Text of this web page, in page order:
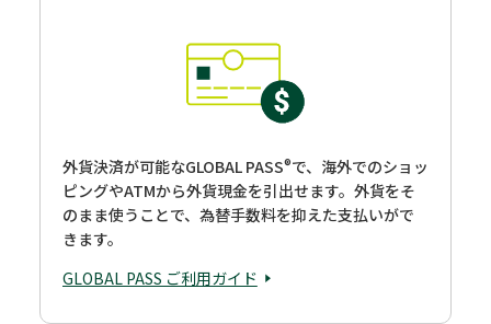
外貨決済が可能なGLOBAL PASS®で、海外でのショッ
ピングやATMから外貨現金を引出せます。外貨をそ
のまま使うことで、為替手数料を抑えた支払いがで
きます。
GLOBAL PASS ご利用ガイド